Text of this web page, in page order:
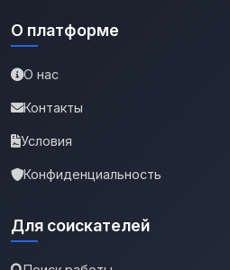
О платформе
О нас
Контакты
Условия
Конфиденциальность
Для соискателей